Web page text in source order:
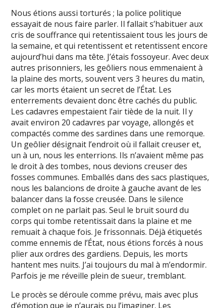
Nous étions aussi torturés ; la police politique
essayait de nous faire parler. Il fallait s’habituer aux
cris de souffrance qui retentissaient tous les jours de
la semaine, et qui retentissent et retentissent encore
aujourd’hui dans ma tête. J’étais fossoyeur. Avec deux
autres prisonniers, les geôliers nous emmenaient à
la plaine des morts, souvent vers 3 heures du matin,
car les morts étaient un secret de l’État. Les
enterrements devaient donc être cachés du public.
Les cadavres empestaient l’air tiède de la nuit. Il y
avait environ 20 cadavres par voyage, allongés et
compactés comme des sardines dans une remorque.
Un geôlier désignait l’endroit où il fallait creuser et,
un à un, nous les enterrions. Ils n’avaient même pas
le droit à des tombes, nous devions creuser des
fosses communes. Emballés dans des sacs plastiques,
nous les balancions de droite à gauche avant de les
balancer dans la fosse creusée. Dans le silence
complet on ne parlait pas. Seul le bruit sourd du
corps qui tombe retentissait dans la plaine et me
remuait à chaque fois. Je frissonnais. Déjà étiquetés
comme ennemis de l’État, nous étions forcés à nous
plier aux ordres des gardiens. Depuis, les morts
hantent mes nuits. J’ai toujours du mal à m’endormir.
Parfois je me réveille plein de sueur, tremblant.
Le procès se déroule comme prévu, mais avec plus
d’émotion que je n’aurais pu l’imaginer. Les